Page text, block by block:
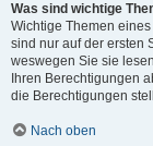
Was sind wichtige
Wichtige Themen
sind nur auf der ersten
weswegen Sie sie
Ihren Berechtigungen
die Berechtigungen
Nach oben